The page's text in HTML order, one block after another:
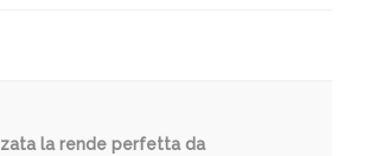
la rende perfetta da